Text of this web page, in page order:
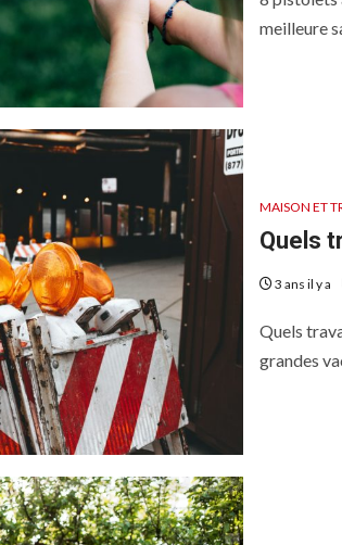
meilleure
MAISON ET
Quels
3 ans il y a
Quels
grandes